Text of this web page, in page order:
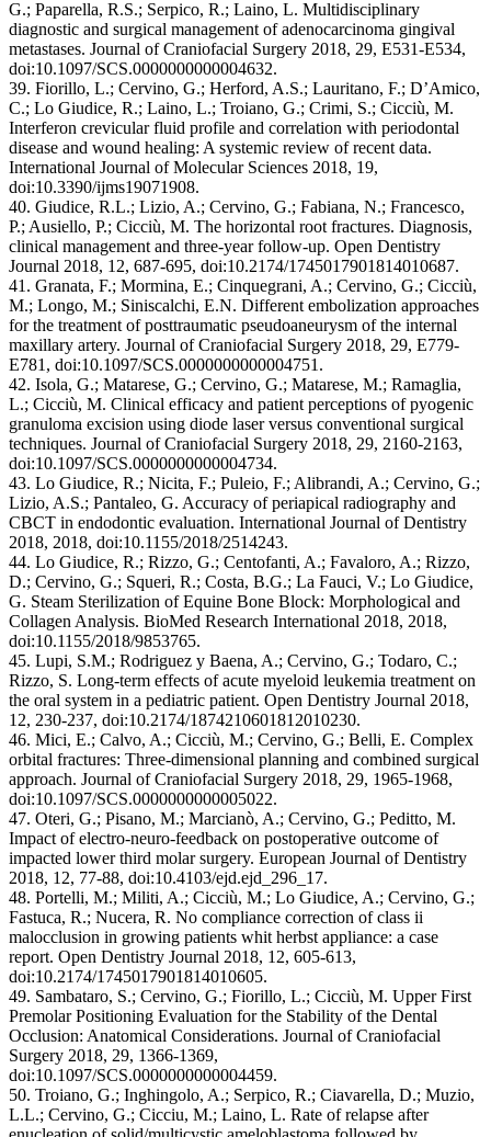
G.; Paparella, R.S.; Serpico, R.; Laino, L. Multidisciplinary
diagnostic and surgical management of adenocarcinoma gingival
metastases. Journal of Craniofacial Surgery 2018, 29, E531-E534,
doi:10.1097/SCS.0000000000004632.
39. Fiorillo, L.; Cervino, G.; Herford, A.S.; Lauritano, F.; D’Amico,
C.; Lo Giudice, R.; Laino, L.; Troiano, G.; Crimi, S.; Cicciù, M.
Interferon crevicular fluid profile and correlation with periodontal
disease and wound healing: A systemic review of recent data.
International Journal of Molecular Sciences 2018, 19,
doi:10.3390/ijms19071908.
40. Giudice, R.L.; Lizio, A.; Cervino, G.; Fabiana, N.; Francesco,
P.; Ausiello, P.; Cicciù, M. The horizontal root fractures. Diagnosis,
clinical management and three-year follow-up. Open Dentistry
Journal 2018, 12, 687-695, doi:10.2174/1745017901814010687.
41. Granata, F.; Mormina, E.; Cinquegrani, A.; Cervino, G.; Cicciù,
M.; Longo, M.; Siniscalchi, E.N. Different embolization approaches
for the treatment of posttraumatic pseudoaneurysm of the internal
maxillary artery. Journal of Craniofacial Surgery 2018, 29, E779-
E781, doi:10.1097/SCS.0000000000004751.
42. Isola, G.; Matarese, G.; Cervino, G.; Matarese, M.; Ramaglia,
L.; Cicciù, M. Clinical efficacy and patient perceptions of pyogenic
granuloma excision using diode laser versus conventional surgical
techniques. Journal of Craniofacial Surgery 2018, 29, 2160-2163,
doi:10.1097/SCS.0000000000004734.
43. Lo Giudice, R.; Nicita, F.; Puleio, F.; Alibrandi, A.; Cervino, G.;
Lizio, A.S.; Pantaleo, G. Accuracy of periapical radiography and
CBCT in endodontic evaluation. International Journal of Dentistry
2018, 2018, doi:10.1155/2018/2514243.
44. Lo Giudice, R.; Rizzo, G.; Centofanti, A.; Favaloro, A.; Rizzo,
D.; Cervino, G.; Squeri, R.; Costa, B.G.; La Fauci, V.; Lo Giudice,
G. Steam Sterilization of Equine Bone Block: Morphological and
Collagen Analysis. BioMed Research International 2018, 2018,
doi:10.1155/2018/9853765.
45. Lupi, S.M.; Rodriguez y Baena, A.; Cervino, G.; Todaro, C.;
Rizzo, S. Long-term effects of acute myeloid leukemia treatment on
the oral system in a pediatric patient. Open Dentistry Journal 2018,
12, 230-237, doi:10.2174/1874210601812010230.
46. Mici, E.; Calvo, A.; Cicciù, M.; Cervino, G.; Belli, E. Complex
orbital fractures: Three-dimensional planning and combined surgical
approach. Journal of Craniofacial Surgery 2018, 29, 1965-1968,
doi:10.1097/SCS.0000000000005022.
47. Oteri, G.; Pisano, M.; Marcianò, A.; Cervino, G.; Peditto, M.
Impact of electro-neuro-feedback on postoperative outcome of
impacted lower third molar surgery. European Journal of Dentistry
2018, 12, 77-88, doi:10.4103/ejd.ejd_296_17.
48. Portelli, M.; Militi, A.; Cicciù, M.; Lo Giudice, A.; Cervino, G.;
Fastuca, R.; Nucera, R. No compliance correction of class ii
malocclusion in growing patients whit herbst appliance: a case
report. Open Dentistry Journal 2018, 12, 605-613,
doi:10.2174/1745017901814010605.
49. Sambataro, S.; Cervino, G.; Fiorillo, L.; Cicciù, M. Upper First
Premolar Positioning Evaluation for the Stability of the Dental
Occlusion: Anatomical Considerations. Journal of Craniofacial
Surgery 2018, 29, 1366-1369,
doi:10.1097/SCS.0000000000004459.
50. Troiano, G.; Inghingolo, A.; Serpico, R.; Ciavarella, D.; Muzio,
L.L.; Cervino, G.; Cicciu, M.; Laino, L. Rate of relapse after